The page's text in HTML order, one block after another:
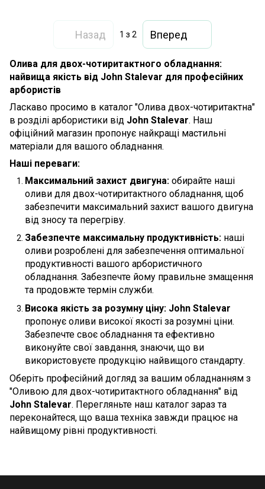
Назад 1 з 2 Вперед
Олива для двох-чотиритактного обладнання:
найвища якість від John Stalevar для професійних
арбористів
Ласкаво просимо в каталог "Олива двох-чотиритактна"
в розділі арбористики від John Stalevar. Наш
офіційний магазин пропонує найкращі мастильні
матеріали для вашого обладнання.
Наші переваги:
Максимальний захист двигуна: обирайте наші
оливи для двох-чотиритактного обладнання, щоб
забезпечити максимальний захист вашого двигуна
від зносу та перегріву.
Забезпечте максимальну продуктивність: наші
оливи розроблені для забезпечення оптимальної
продуктивності вашого арбористичного
обладнання. Забезпечте йому правильне змащення
та продовжте термін служби.
Висока якість за розумну ціну: John Stalevar
пропонує оливи високої якості за розумні ціни.
Забезпечте своє обладнання та ефективно
виконуйте свої завдання, знаючи, що ви
використовуєте продукцію найвищого стандарту.
Оберіть професійний догляд за вашим обладнанням з
"Оливою для двох-чотиритактного обладнання" від
John Stalevar. Перегляньте наш каталог зараз та
переконайтеся, що ваша техніка завжди працює на
найвищому рівні продуктивності.